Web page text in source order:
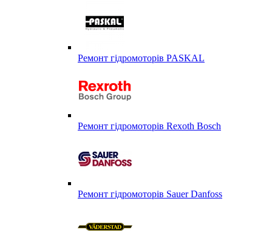
Ремонт гідромоторів PASKAL
Ремонт гідромоторів Rexoth Bosch
Ремонт гідромоторів Sauer Danfoss